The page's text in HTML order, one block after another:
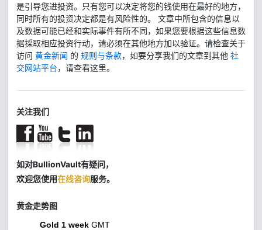
是引导您进投资。只有您可以决定将您的钱使用在最好的地方，
同时所有的投资决定都是有风险性的。 文章中所包含的信息以
及数据可能已经和实际事件有所不同，如果您要根据这些信息数
据採取相应投资行动，请必须在其他地方加以验证。请检查关于
访问 黄金新闻 的 规则与条款，如要分享我们的文章到其他 社
交网站平台，请查看这里。
关注我们
如对BullionVault有疑问，
欢迎您使用在线咨询服务。
黄金走势图
Gold 1 week GMT